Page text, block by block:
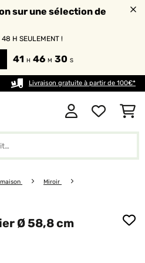
sur une sélection de
48 H SEULEMENT !
41 H 46 M 28 S
Livraison gratuite à partir de 100€*
Miroir
Ø 58,8 cm